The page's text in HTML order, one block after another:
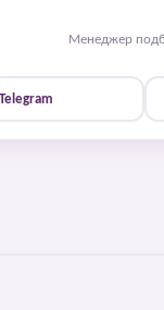
Менеджер
Telegram